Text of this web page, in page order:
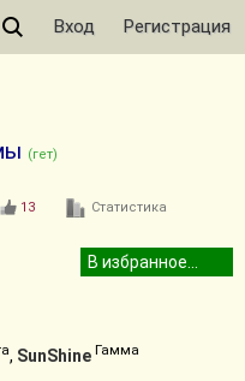
Вход Регистрация
(гет)
13 Статистика
, SunShine Гамма